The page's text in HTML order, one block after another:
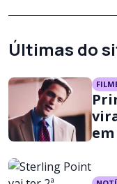
Últimas do